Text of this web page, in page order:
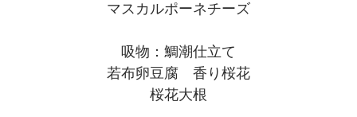
マスカルポーネチーズ
吸物：鯛潮仕立て
若布卵豆腐 香り桜花
桜花大根